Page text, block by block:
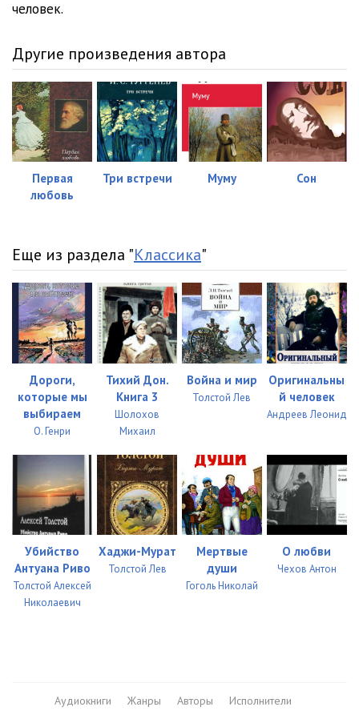
человек.
Другие произведения автора
Первая
любовь
Три встречи Муму Сон
Еще из раздела "Классика"
Дороги,
которые мы
выбираем
О. Генри
Тихий Дон.
Книга 3
Шолохов
Михаил
Война и мир
Толстой Лев
Оригинальны
й человек
Андреев Леонид
Убийство
Антуана Риво
Толстой Алексей
Николаевич
Хаджи-Мурат
Толстой Лев
Мертвые
души
Гоголь Николай
О любви
Чехов Антон
Аудиокниги Жанры Авторы
Исполнители